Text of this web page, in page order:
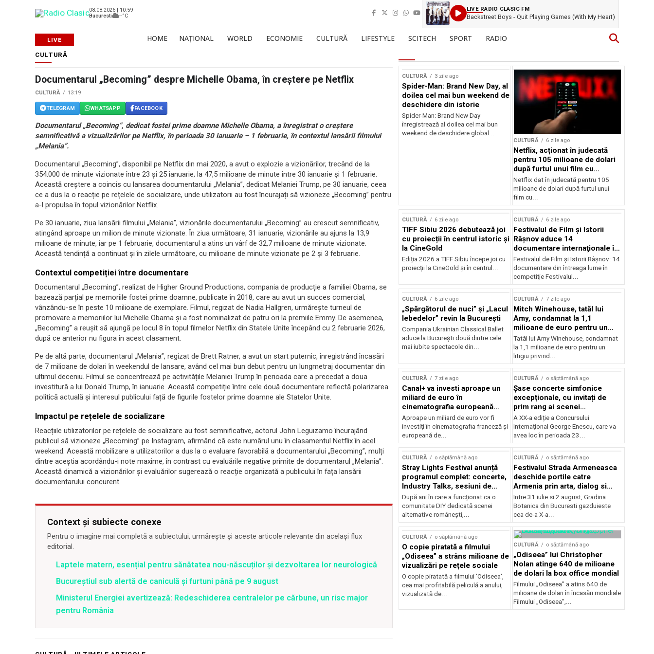
08.08.2026 | 10:59
Bucuresti
--°C
LIVE RADIO CLASIC FM
Backstreet Boys - Quit Playing Games (With My Heart)
HOME NAȚIONAL WORLD ECONOMIE CULTURĂ LIFESTYLE SCITECH SPORT RADIO
CULTURĂ
Documentarul „Becoming” despre Michelle Obama, în creștere pe Netflix
CULTURĂ 13:19
TELEGRAM WHATSAPP FACEBOOK
Documentarul „Becoming”, dedicat fostei prime doamne Michelle Obama, a înregistrat o creștere
semnificativă a vizualizărilor pe Netflix, în perioada 30 ianuarie – 1 februarie, în contextul lansării filmului
„Melania”.
Documentarul „Becoming”, disponibil pe Netflix din mai 2020, a avut o explozie a vizionărilor, trecând de la
354.000 de minute vizionate între 23 și 25 ianuarie, la 47,5 milioane de minute între 30 ianuarie și 1 februarie.
Această creștere a coincis cu lansarea documentarului „Melania”, dedicat Melaniei Trump, pe 30 ianuarie, ceea
ce a dus la o reacție pe rețelele de socializare, unde utilizatorii au fost încurajați să vizioneze „Becoming” pentru
a-l propulsa în topul vizionărilor Netflix.
Pe 30 ianuarie, ziua lansării filmului „Melania”, vizionările documentarului „Becoming” au crescut semnificativ,
atingând aproape un milion de minute vizionate. În ziua următoare, 31 ianuarie, vizionările au ajuns la 13,9
milioane de minute, iar pe 1 februarie, documentarul a atins un vârf de 32,7 milioane de minute vizionate.
Această tendință a continuat și în zilele următoare, cu milioane de minute vizionate pe 2 și 3 februarie.
Contextul competiției între documentare
Documentarul „Becoming”, realizat de Higher Ground Productions, compania de producție a familiei Obama, se
bazează parțial pe memoriile fostei prime doamne, publicate în 2018, care au avut un succes comercial,
vânzându-se în peste 10 milioane de exemplare. Filmul, regizat de Nadia Hallgren, urmărește turneul de
promovare a memoriilor lui Michelle Obama și a fost nominalizat de patru ori la premiile Emmy. De asemenea,
„Becoming” a reușit să ajungă pe locul 8 în topul filmelor Netflix din Statele Unite începând cu 2 februarie 2026,
după ce anterior nu figura în acest clasament.
Pe de altă parte, documentarul „Melania”, regizat de Brett Ratner, a avut un start puternic, înregistrând încasări
de 7 milioane de dolari în weekendul de lansare, având cel mai bun debut pentru un lungmetraj documentar din
ultimul deceniu. Filmul se concentrează pe activitățile Melaniei Trump în perioada care a precedat a doua
investitură a lui Donald Trump, în ianuarie. Această competiție între cele două documentare reflectă polarizarea
politică actuală și interesul publicului față de figurile fostelor prime doamne ale Statelor Unite.
Impactul pe rețelele de socializare
Reacțiile utilizatorilor pe rețelele de socializare au fost semnificative, actorul John Leguizamo încurajând
publicul să vizioneze „Becoming” pe Instagram, afirmând că este numărul unu în clasamentul Netflix în acel
weekend. Această mobilizare a utilizatorilor a dus la o evaluare favorabilă a documentarului „Becoming”, mulți
dintre aceștia acordându-i note maxime, în contrast cu evaluările negative primite de documentarul „Melania”.
Această dinamică a vizionărilor și evaluărilor sugerează o reacție organizată a publicului în fața lansării
documentarului concurent.
Context și subiecte conexe
Pentru o imagine mai completă a subiectului, urmărește și aceste articole relevante din același flux
editorial.
Laptele matern, esențial pentru sănătatea nou-născuților și dezvoltarea lor neurologică
Bucureștiul sub alertă de caniculă și furtuni până pe 9 august
Ministerul Energiei avertizează: Redeschiderea centralelor pe cărbune, un risc major
pentru România
CULTURĂ 3 zile ago
Spider-Man: Brand New Day, al
doilea cel mai bun weekend de
deschidere din istorie
Spider-Man: Brand New Day
înregistrează al doilea cel mai bun
weekend de deschidere global...
CULTURĂ 6 zile ago
Netflix, acționat în judecată
pentru 105 milioane de dolari
după furtul unui film cu
Nicolas Cage
Netflix dat în judecată pentru 105
milioane de dolari după furtul unui
film cu...
CULTURĂ 6 zile ago
TIFF Sibiu 2026 debutează joi
cu proiecții în centrul istoric și
la CineGold
Ediția 2026 a TIFF Sibiu începe joi cu
proiecții la CineGold și în centrul...
CULTURĂ 6 zile ago
Festivalul de Film şi Istorii
Râşnov aduce 14
documentare internaţionale în
premieră
Festivalul de Film şi Istorii Râşnov: 14
documentare din întreaga lume în
competiţie Festivalul...
CULTURĂ 6 zile ago
„Spărgătorul de nuci” și „Lacul
lebedelor” revin la București
Compania Ukrainian Classical Ballet
aduce la București două dintre cele
mai iubite spectacole din...
CULTURĂ 7 zile ago
Mitch Winehouse, tatăl lui
Amy, condamnat la 1,1
milioane de euro pentru un
litigiu pierdut
Tatăl lui Amy Winehouse, condamnat
la 1,1 milioane de euro pentru un
litigiu privind...
CULTURĂ 7 zile ago
Canal+ va investi aproape un
miliard de euro în
cinematografia europeană
până în 2032
Aproape un miliard de euro vor fi
investiți în cinematografia franceză și
europeană de...
CULTURĂ o săptămână ago
Șase concerte simfonice
excepționale, cu invitați de
prim rang ai scenei
internaționale și ansambluri
orchestrale românești de
prestigiu, în programul
Concursului Enescu 2026
A XX-a ediție a Concursului
Internațional George Enescu, care va
avea loc în perioada 23...
CULTURĂ o săptămână ago
Stray Lights Festival anunță
programul complet: concerte,
Industry Talks, sesiuni de
audiție și noi opțiuni de
participare pentru public
După ani în care a funcționat ca o
comunitate DIY dedicată scenei
alternative românești,...
CULTURĂ o săptămână ago
Festivalul Strada Armeneasca
deschide portile catre
Armenia prin arta, dialog si
patrimoniu, intre 31 iulie si 2
august, la Gradina Botanica din
Bucuresti
Intre 31 iulie si 2 august, Gradina
Botanica din Bucuresti gazduieste
cea de-a X-a...
CULTURĂ o săptămână ago
O copie piratată a filmului
„Odiseea” a strâns milioane de
vizualizări pe rețele sociale
O copie piratată a filmului 'Odiseea',
cea mai profitabilă peliculă a anului,
vizualizată de...
CULTURĂ o săptămână ago
„Odiseea” lui Christopher
Nolan atinge 640 de milioane
de dolari la box office mondial
Filmului „Odiseea” a atins 640 de
milioane de dolari în încasări mondiale
Filmului „Odiseea”,...